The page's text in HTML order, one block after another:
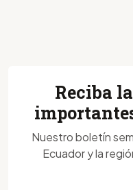
Reciba
Nuestro boletín
Ecuador y la